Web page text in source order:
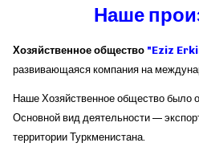
Наше
Хозяйственное общество "Eziz
развивающаяся компания на
Наше Хозяйственное общество было
Основной вид деятельности —
территории Туркменистана.